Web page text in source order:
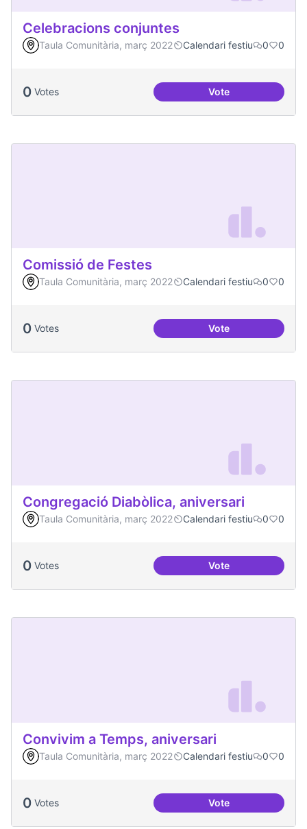
Celebracions conjuntes
Taula Comunitària, març 2022 Calendari festiu 0 0
0 Votes VoteCelebracions
Comissió de Festes
Taula Comunitària, març 2022 Calendari festiu 0 0
0 Votes VoteComissió de
Congregació Diabòlica, aniversari
Taula Comunitària, març 2022 Calendari festiu 0 0
0 Votes VoteCongregació
Convivim a Temps, aniversari
Taula Comunitària, març 2022 Calendari festiu 0 0
0 Votes VoteConvivim a